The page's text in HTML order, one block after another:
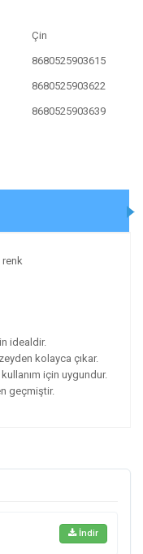
Çin
8680525903615
8680525903622
8680525903639
renk
idealdir.
kolayca çıkar.
için uygundur.
geçmiştir.
İndir